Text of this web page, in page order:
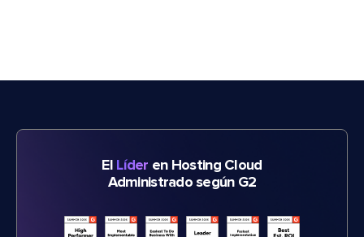
El Líder en Hosting Cloud
Administrado según G2